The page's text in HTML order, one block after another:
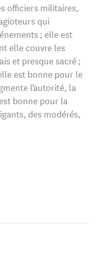
officiers militaires,
qui
; elle est
elle couvre les
et presque sacré ;
est bonne pour le
l’autorité, la
bonne pour la
des modérés,